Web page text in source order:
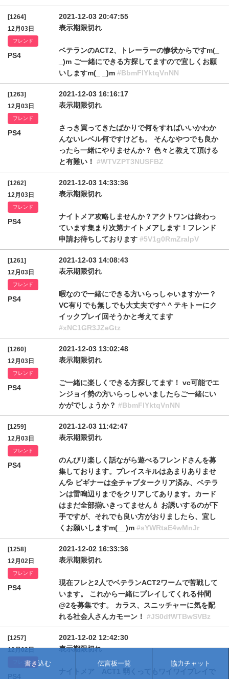
[1264]
12月03日
フレンド
PS4
2021-12-03 20:47:55
表示期限切れ
ベテランのACT2、トレーラーの惨状からですm(_
_)m ご一緒にできる方探してますので宜しくお願
いしますm(_ _)m #BbmFIYktqVnNN
[1263]
12月03日
フレンド
PS4
2021-12-03 16:16:17
表示期限切れ
さっき買ってきたばかりで何をすればいいかわか
んないレベル何ですけども。 そんなやつでも良か
ったら一緒にやりませんか？ 色々と教えて頂ける
と有難い！ #WTVZPT3NUSFBZ
[1262]
12月03日
フレンド
PS4
2021-12-03 14:33:36
表示期限切れ
ナイトメア攻略しませんか？アクトワンは終わっ
ています集まり次第ナイトメアします！フレンド
申請お待ちしております #5V1g0RmZralpV
[1261]
12月03日
フレンド
PS4
2021-12-03 14:08:43
表示期限切れ
暇なので一緒にできる方いらっしゃいますかー？
VC有りでも無しでも大丈夫です^ ^ テキトーにク
イックプレイ回そうかと考えてます
#xNC1GR3JZeGtz
[1260]
12月03日
フレンド
PS4
2021-12-03 13:02:48
表示期限切れ
ご一緒に楽しくできる方探してます！ vc可能でエ
ンジョイ勢の方いらっしゃいましたらご一緒にい
かがでしょうか？ #BbmFIYktqVnNN
[1259]
12月03日
フレンド
PS4
2021-12-03 11:42:47
表示期限切れ
のんびり楽しく話ながら遊べるフレンドさんを募
集しております。プレイスキルはあまりありませ
ん💦 ビギナーは全チャプタークリア済み、ベテラ
ンは雷鳴辺りまでをクリアしてあります。カード
はまだ全部揃いきってません💧 お誘いするのが下
手ですが、それでも良い方がおりましたら、宜し
くお願いしますm(__)m #sYWRtaE4wMnJr
[1258]
12月02日
フレンド
PS4
2021-12-02 16:33:36
表示期限切れ
現在フレと2人でベテランACT2ワームで苦戦して
います。 これから一緒にプレイしてくれる仲間
@2を募集です。 カラス、スニッチャーに気を配
れる社会人さんカモーン！ #JS0dfWTBwSVBz
[1257]
12月02日
フレンド
2021-12-02 12:42:30
表示期限切れ
書き込む 伝言板一覧 協力チャット